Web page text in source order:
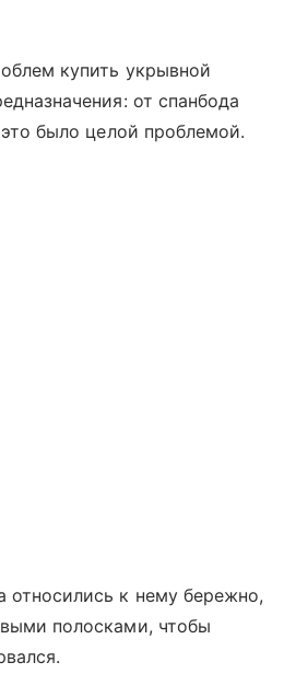
купить укрывной
от спанбода
было целой проблемой.
относились к нему бережно,
полосками, чтобы